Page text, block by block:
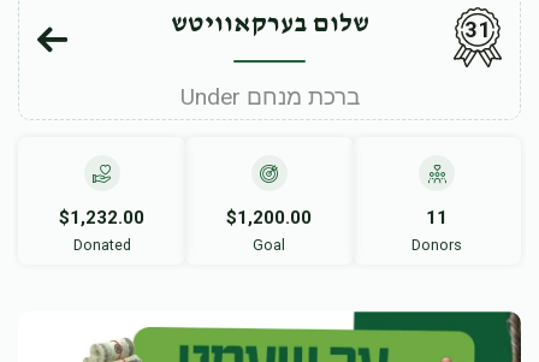
שלום בערקאוויטש
Under ברכת מנחם
31
$1,232.00
Donated
$1,200.00
Goal
11
Donors